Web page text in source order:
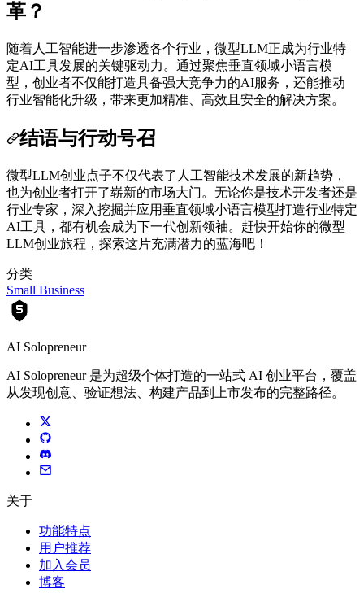
革？
随着人工智能进一步渗透各个行业，微型LLM正成为行业特
定AI工具发展的关键驱动力。通过聚焦垂直领域小语言模
型，创业者不仅能打造具备强大竞争力的AI服务，还能推动
行业智能化升级，带来更加精准、高效且安全的解决方案。
结语与行动号召
微型LLM创业点子不仅代表了人工智能技术发展的新趋势，
也为创业者打开了崭新的市场大门。无论你是技术开发者还是
行业专家，深入挖掘并应用垂直领域小语言模型打造行业特定
AI工具，都有机会成为下一代创新领袖。赶快开始你的微型
LLM创业旅程，探索这片充满潜力的蓝海吧！
分类
Small Business
AI Solopreneur
AI Solopreneur 是为超级个体打造的一站式 AI 创业平台，覆盖
从发现创意、验证想法、构建产品到上市发布的完整路径。
关于
功能特点
用户推荐
加入会员
博客